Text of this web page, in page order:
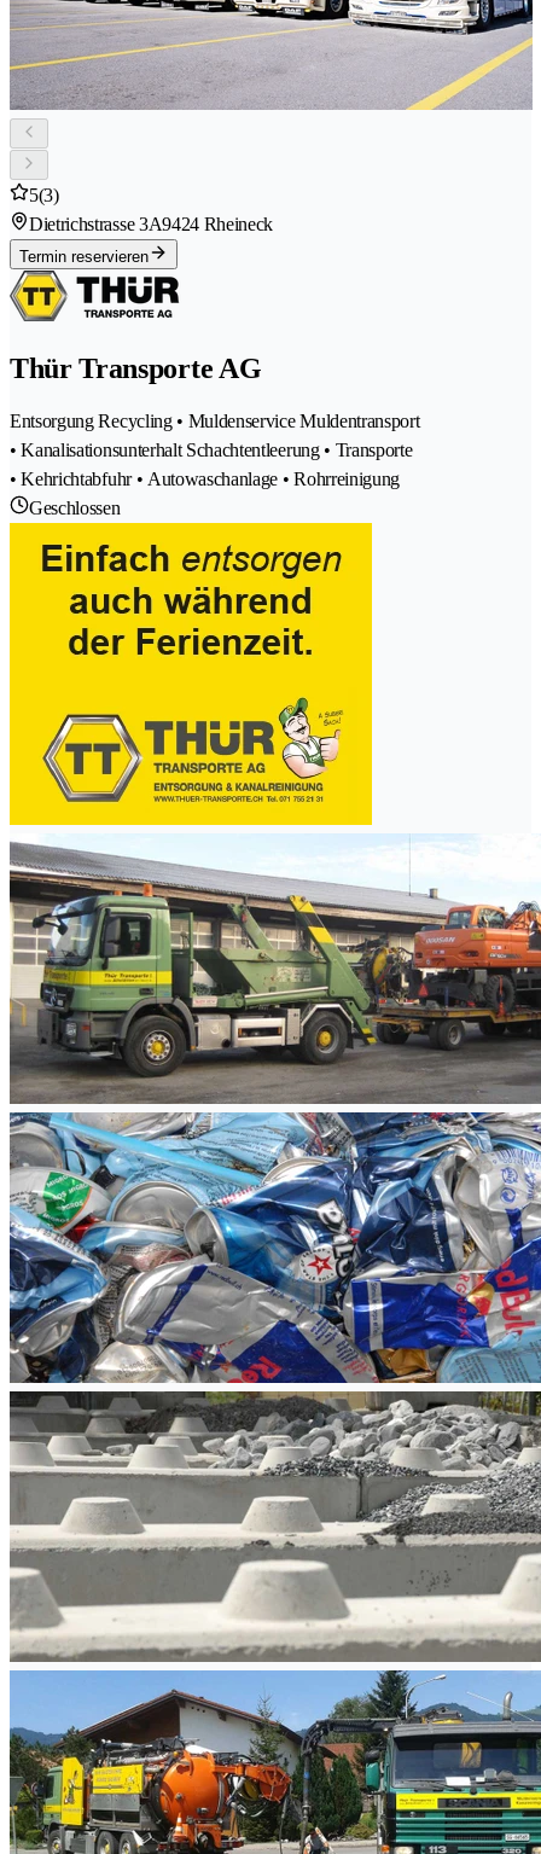
5(3)
Dietrichstrasse 3A9424 Rheineck
Termin reservieren
Thür Transporte AG
Entsorgung Recycling • Muldenservice Muldentransport
• Kanalisationsunterhalt Schachtentleerung • Transporte
• Kehrichtabfuhr • Autowaschanlage • Rohrreinigung
Geschlossen